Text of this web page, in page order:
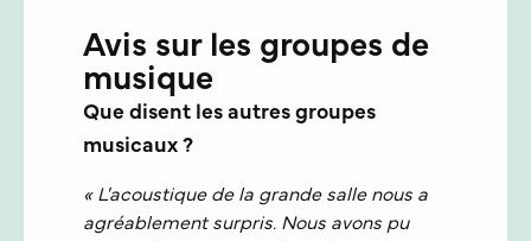
Avis sur les groupes de
musique
Que disent les autres groupes
musicaux ?
« L'acoustique de la grande salle nous a
agréablement surpris. Nous avons pu